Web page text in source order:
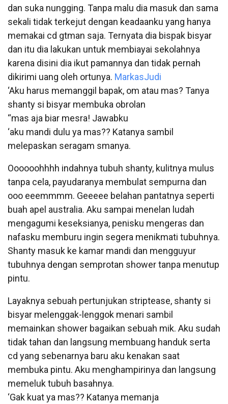
dan suka nungging. Tanpa malu dia masuk dan sama
sekali tidak terkejut dengan keadaanku yang hanya
memakai cd gtman saja. Ternyata dia bispak bisyar
dan itu dia lakukan untuk membiayai sekolahnya
karena disini dia ikut pamannya dan tidak pernah
dikirimi uang oleh ortunya. MarkasJudi
‘Aku harus memanggil bapak, om atau mas? Tanya
shanty si bisyar membuka obrolan
“mas aja biar mesra! Jawabku
‘aku mandi dulu ya mas?? Katanya sambil
melepaskan seragam smanya.
Oooooohhhh indahnya tubuh shanty, kulitnya mulus
tanpa cela, payudaranya membulat sempurna dan
ooo eeemmmm. Geeeee belahan pantatnya seperti
buah apel australia. Aku sampai menelan ludah
mengagumi keseksianya, penisku mengeras dan
nafasku memburu ingin segera menikmati tubuhnya.
Shanty masuk ke kamar mandi dan mengguyur
tubuhnya dengan semprotan shower tanpa menutup
pintu.
Layaknya sebuah pertunjukan striptease, shanty si
bisyar melenggak-lenggok menari sambil
memainkan shower bagaikan sebuah mik. Aku sudah
tidak tahan dan langsung membuang handuk serta
cd yang sebenarnya baru aku kenakan saat
membuka pintu. Aku menghampirinya dan langsung
memeluk tubuh basahnya.
‘Gak kuat ya mas?? Katanya memanja